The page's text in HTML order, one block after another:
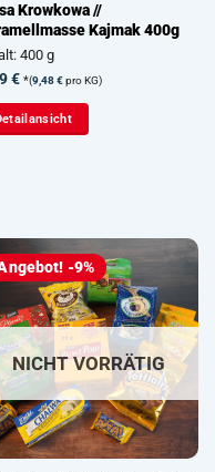
Krowkowa //
Kajmak 400g
400 g
€ *(9,48€pro KG)
-9%
NICHT VORRÄTIG